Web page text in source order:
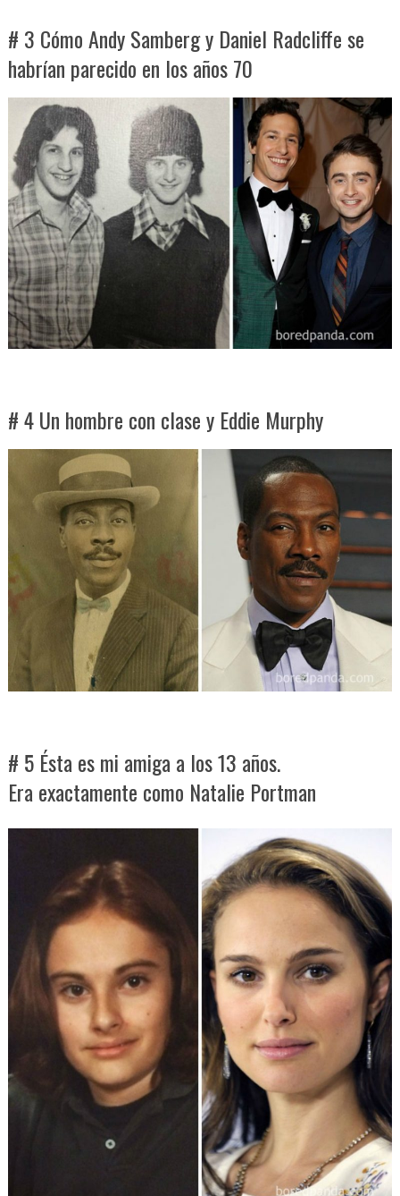
# 3 Cómo Andy Samberg y Daniel Radcliffe se
habrían parecido en los años 70
# 4 Un hombre con clase y Eddie Murphy
# 5 Ésta es mi amiga a los 13 años.
Era exactamente como Natalie Portman